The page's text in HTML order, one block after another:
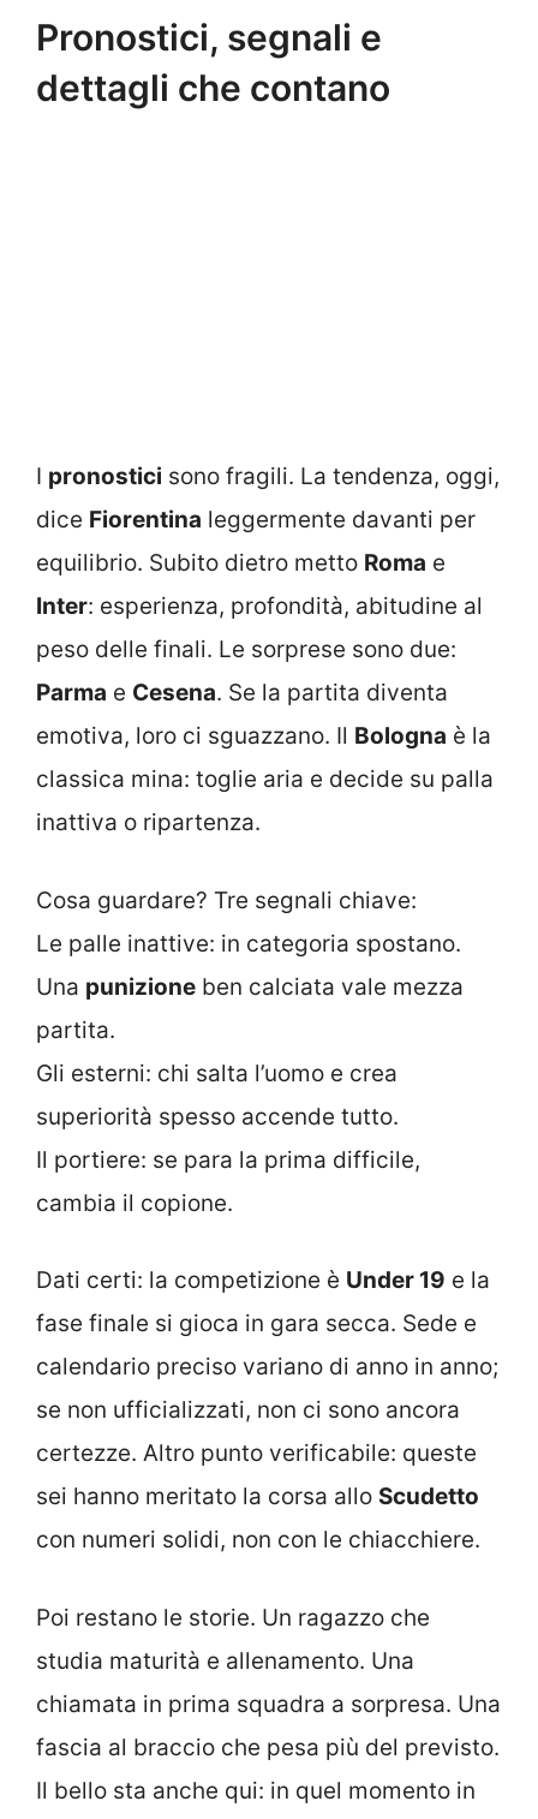
Pronostici, segnali e
dettagli che contano
I pronostici sono fragili. La tendenza, oggi,
dice Fiorentina leggermente davanti per
equilibrio. Subito dietro metto Roma e
Inter: esperienza, profondità, abitudine al
peso delle finali. Le sorprese sono due:
Parma e Cesena. Se la partita diventa
emotiva, loro ci sguazzano. Il Bologna è la
classica mina: toglie aria e decide su palla
inattiva o ripartenza.
Cosa guardare? Tre segnali chiave:
Le palle inattive: in categoria spostano.
Una punizione ben calciata vale mezza
partita.
Gli esterni: chi salta l’uomo e crea
superiorità spesso accende tutto.
Il portiere: se para la prima difficile,
cambia il copione.
Dati certi: la competizione è Under 19 e la
fase finale si gioca in gara secca. Sede e
calendario preciso variano di anno in anno;
se non ufficializzati, non ci sono ancora
certezze. Altro punto verificabile: queste
sei hanno meritato la corsa allo Scudetto
con numeri solidi, non con le chiacchiere.
Poi restano le storie. Un ragazzo che
studia maturità e allenamento. Una
chiamata in prima squadra a sorpresa. Una
fascia al braccio che pesa più del previsto.
Il bello sta anche qui: in quel momento in